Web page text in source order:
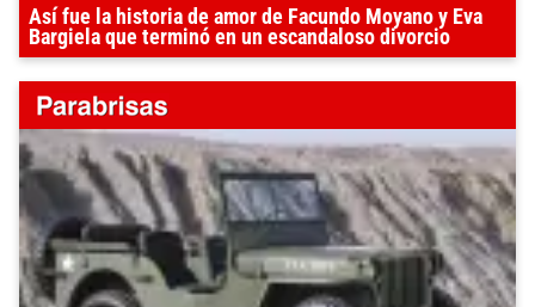
Así fue la historia de amor de Facundo Moyano y Eva
Bargiela que terminó en un escandaloso divorcio